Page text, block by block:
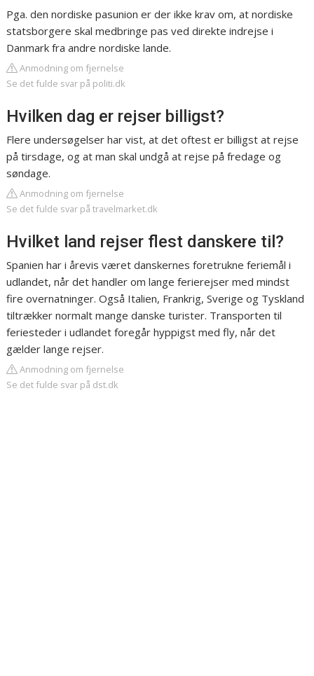
Pga. den nordiske pasunion er der ikke krav om, at nordiske
statsborgere skal medbringe pas ved direkte indrejse i
Danmark fra andre nordiske lande.
Anmodning om fjernelse
Se det fulde svar på politi.dk
Hvilken dag er rejser billigst?
Flere undersøgelser har vist, at det oftest er billigst at rejse
på tirsdage, og at man skal undgå at rejse på fredage og
søndage.
Anmodning om fjernelse
Se det fulde svar på travelmarket.dk
Hvilket land rejser flest danskere til?
Spanien har i årevis været danskernes foretrukne feriemål i
udlandet, når det handler om lange ferierejser med mindst
fire overnatninger. Også Italien, Frankrig, Sverige og Tyskland
tiltrækker normalt mange danske turister. Transporten til
feriesteder i udlandet foregår hyppigst med fly, når det
gælder lange rejser.
Anmodning om fjernelse
Se det fulde svar på dst.dk